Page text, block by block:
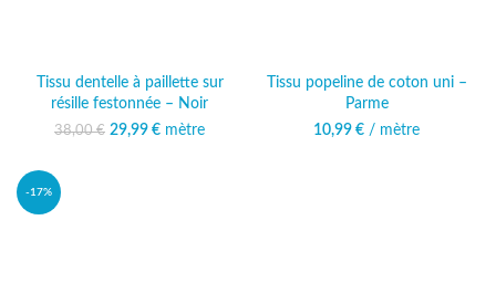
Tissu dentelle à paillette sur
résille festonnée – Noir
38,00€ Le prix initial était :
29,99 €
Le prix
mètre
Tissu popeline de coton uni –
Parme
10,99 € / mètre
-17%